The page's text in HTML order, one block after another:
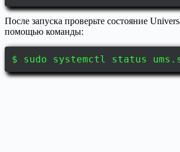
После запуска проверьте состояние
помощью команды:
$ sudo systemctl status